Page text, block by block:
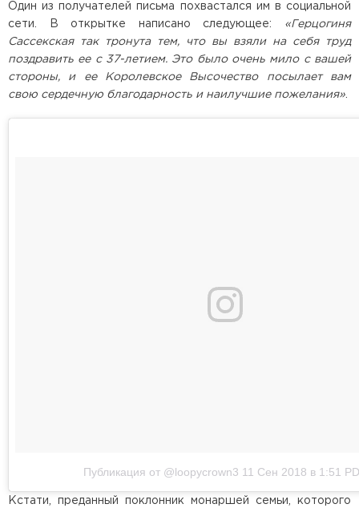
Один из получателей письма похвастался им в социальной
сети. В открытке написано следующее: «Герцогиня
Сассекская так тронута тем, что вы взяли на себя труд
поздравить ее с 37-летием. Это было очень мило с вашей
стороны, и ее Королевское Высочество посылает вам
свою сердечную благодарность и наилучшие пожелания»
Публикация от @loopycrown3 11 Сен 2018 в 1:51
Кстати, преданный поклонник монаршей семьи, которого